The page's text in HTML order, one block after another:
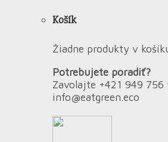
Košík
Žiadne produkty v
Potrebujete poradiť?
Zavolajte +421 949 756
info@eatgreen.eco